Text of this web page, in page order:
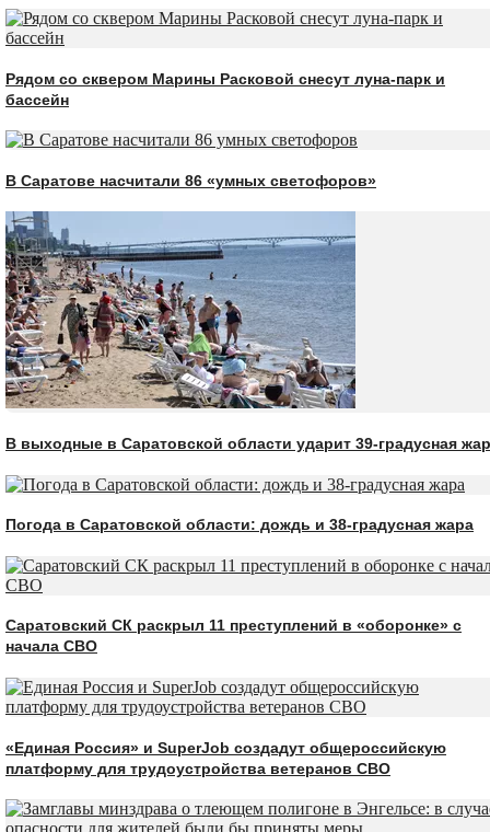
Рядом со сквером Марины Расковой снесут луна-парк и
бассейн
В Саратове насчитали 86 «умных светофоров»
В выходные в Саратовской области ударит 39-градусная
Погода в Саратовской области: дождь и 38-градусная жара
Саратовский СК раскрыл 11 преступлений в «оборонке» с
начала СВО
«Единая Россия» и SuperJob создадут общероссийскую
платформу для трудоустройства ветеранов СВО